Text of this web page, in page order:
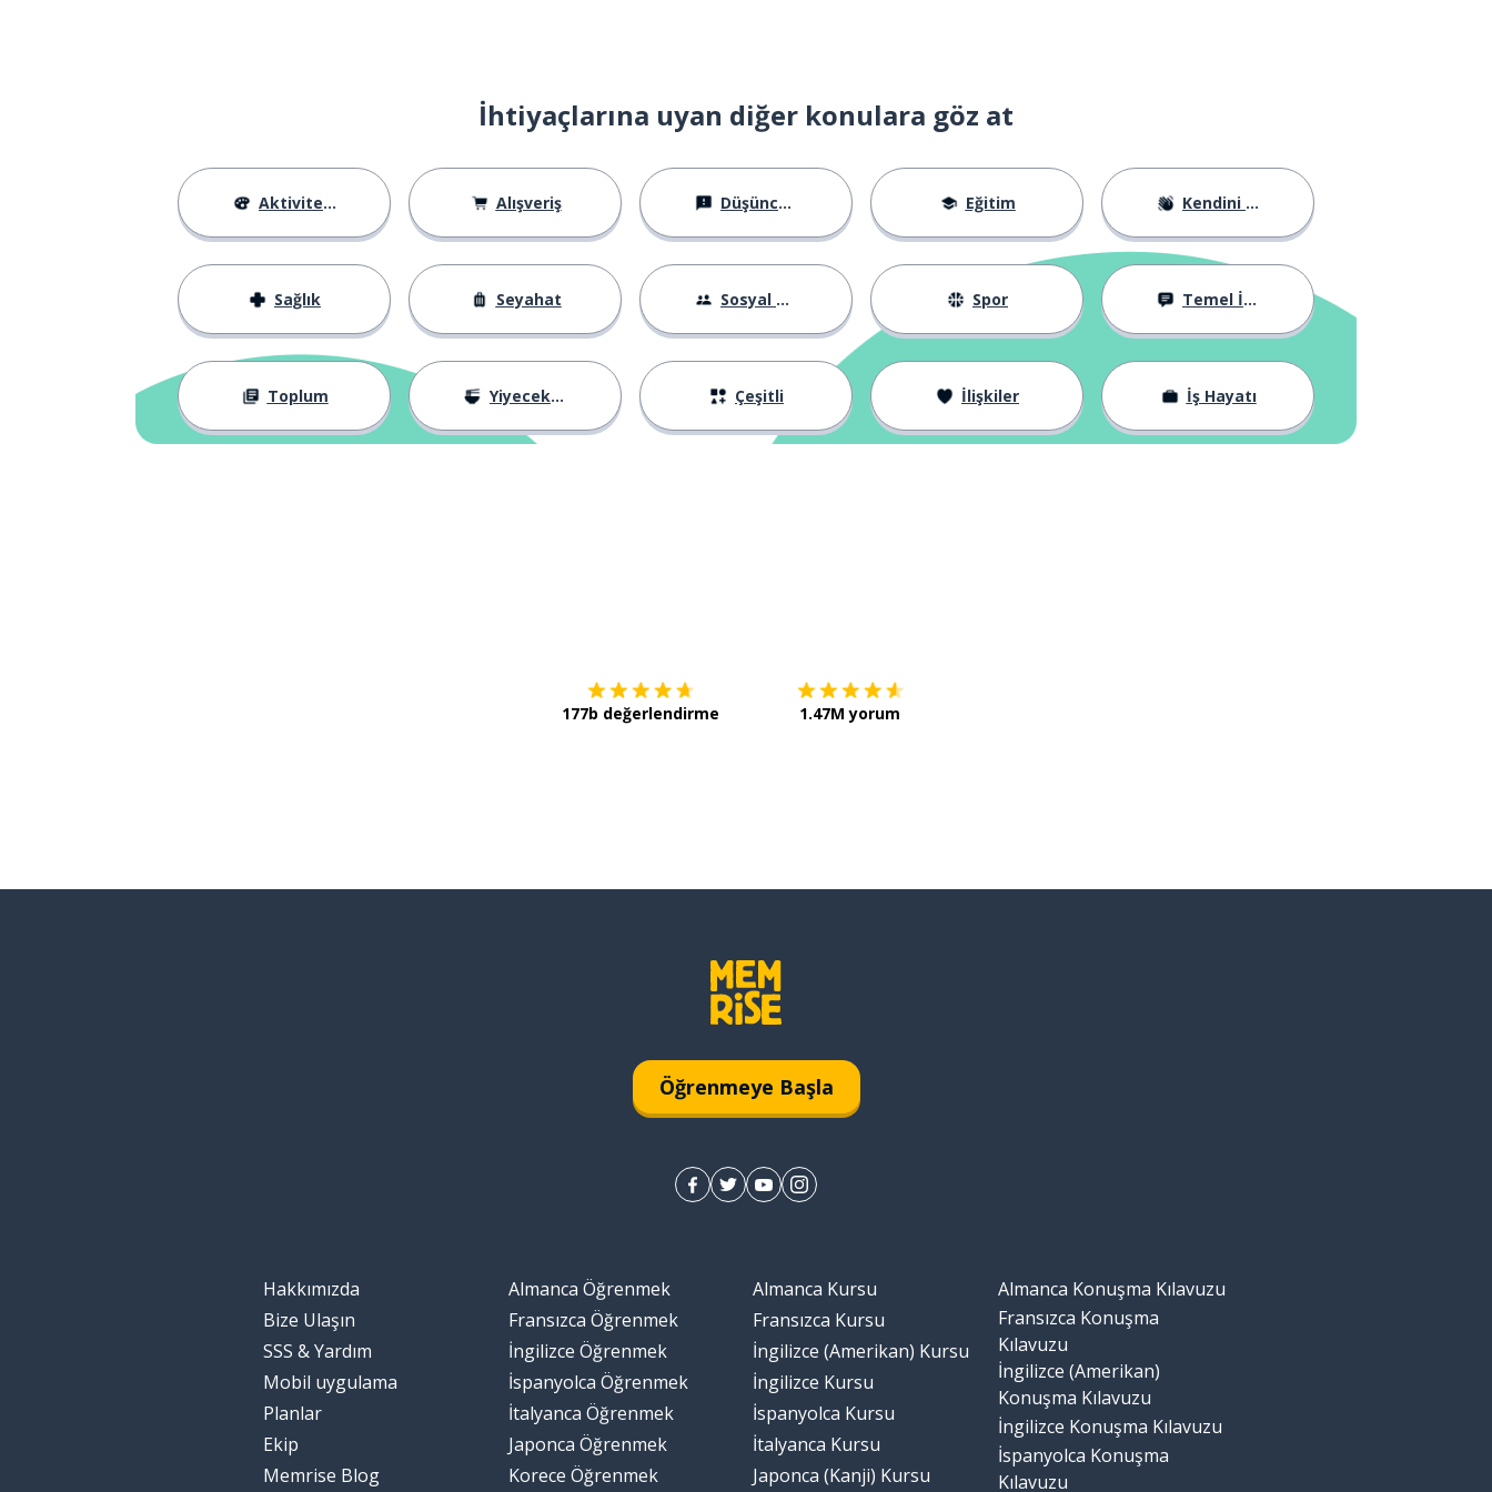
İhtiyaçlarına uyan diğer konulara göz at
Aktiviteler Alışveriş Düşünceler Eğitim Kendini Tanıtma
Sağlık Seyahat Sosyal Hayat Spor Temel İfadeler
Toplum Yiyecekler Çeşitli İlişkiler İş Hayatı
177b değerlendirme 1.47M yorum
Öğrenmeye Başla
Hakkımızda
Bize Ulaşın
SSS & Yardım
Mobil uygulama
Planlar
Ekip
Memrise Blog
Almanca Öğrenmek
Fransızca Öğrenmek
İngilizce Öğrenmek
İspanyolca Öğrenmek
İtalyanca Öğrenmek
Japonca Öğrenmek
Korece Öğrenmek
Almanca Kursu
Fransızca Kursu
İngilizce (Amerikan) Kursu
İngilizce Kursu
İspanyolca Kursu
İtalyanca Kursu
Japonca (Kanji) Kursu
Almanca Konuşma Kılavuzu
Fransızca Konuşma
Kılavuzu
İngilizce (Amerikan)
Konuşma Kılavuzu
İngilizce Konuşma Kılavuzu
İspanyolca Konuşma
Kılavuzu